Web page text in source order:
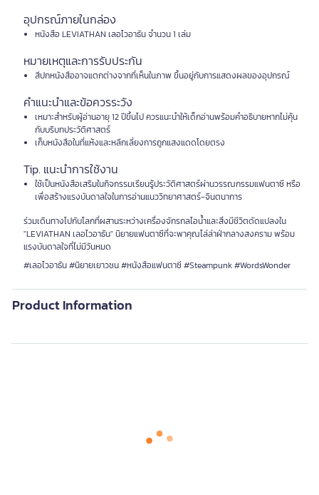
อุปกรณ์ภายในกล่อง
หนังสือ LEVIATHAN เลอไวอาธัน จำนวน 1 เล่ม
หมายเหตุและการรับประกัน
สีปกหนังสืออาจแตกต่างจากที่เห็นในภาพ ขึ้นอยู่กับการแสดงผลของอุปกรณ์
คำแนะนำและข้อควรระวัง
เหมาะสำหรับผู้อ่านอายุ 12 ปีขึ้นไป ควรแนะนำให้เด็กอ่านพร้อมคำอธิบายหากไม่คุ้น
กับบริบทประวัติศาสตร์
เก็บหนังสือในที่แห้งและหลีกเลี่ยงการถูกแสงแดดโดยตรง
Tip. แนะนำการใช้งาน
ใช้เป็นหนังสือเสริมในกิจกรรมเรียนรู้ประวัติศาสตร์ผ่านวรรณกรรมแฟนตาซี หรือ
เพื่อสร้างแรงบันดาลใจในการอ่านแนววิทยาศาสตร์-จินตนาการ
ร่วมเดินทางไปกับโลกที่ผสานระหว่างเครื่องจักรกลไอน้ำและสิ่งมีชีวิตดัดแปลงใน
"LEVIATHAN เลอไวอาธัน" นิยายแฟนตาซีที่จะพาคุณไล่ล่าฝ่ากลางสงคราม พร้อม
แรงบันดาลใจที่ไม่มีวันหมด
#เลอไวอาธัน #นิยายเยาวชน #หนังสือแฟนตาซี #Steampunk #WordsWonder
Product Information